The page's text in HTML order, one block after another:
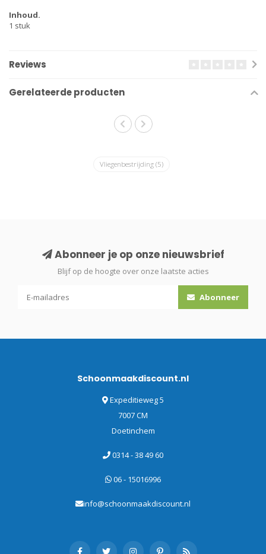
Inhoud.
1 stuk
Reviews
Gerelateerde producten
Vliegenbestrijding (5)
Abonneer je op onze nieuwsbrief
Blijf op de hoogte over onze laatste acties
Abonneer
Schoonmaakdiscount.nl
Expeditieweg 5
7007 CM
Doetinchem
0314 - 38 49 60
06 - 15016996
info@schoonmaakdiscount.nl